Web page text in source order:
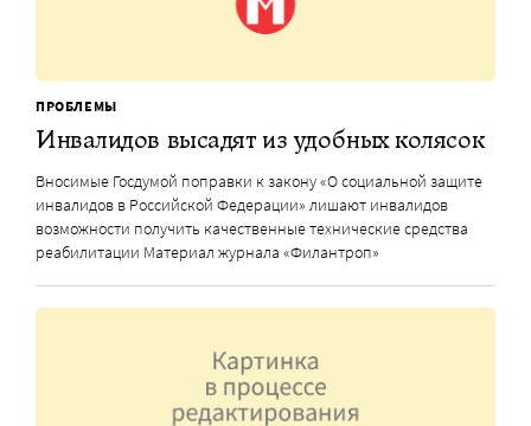
ПРОБЛЕМЫ
Инвалидов высадят из удобных колясок
Вносимые Госдумой поправки к закону «О социальной защите
инвалидов в Российской Федерации» лишают инвалидов
возможности получить качественные технические средства
реабилитации Материал журнала «Филантроп»